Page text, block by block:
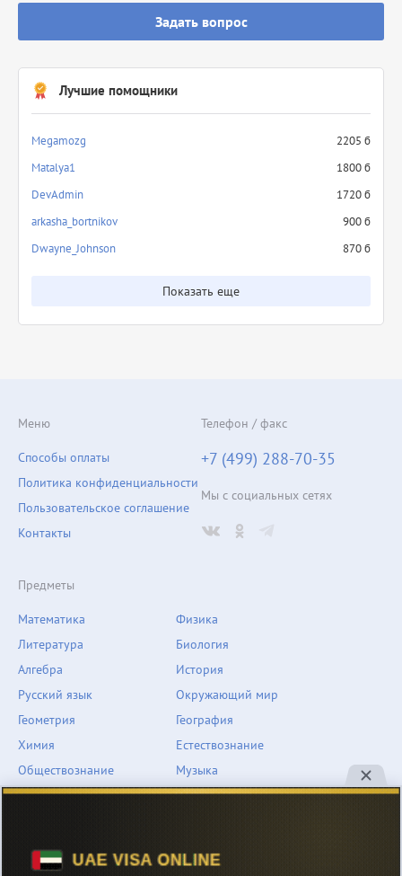
Задать вопрос
Лучшие помощники
Megamozg
2205 б
Matalya1
1800 б
DevAdmin
1720 б
arkasha_bortnikov
900 б
Dwayne_Johnson
870 б
Показать еще
Предметы
Математика
Литература
Алгебра
Русский язык
Геометрия
Химия
Физика
Биология
История
Окружающий мир
География
Естествознание
Обществознание
Английский язык
Информатика
Музыка
ОБЖ
Меню
Способы оплаты
Политика конфиденциальности
Пользовательское соглашение
Контакты
Телефон / факс
+7 (499) 288-70-35
Мы с социальных сетях